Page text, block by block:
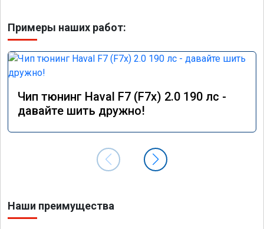
Примеры наших работ:
Чип тюнинг Haval F7 (F7x) 2.0 190 лс -
давайте шить дружно!
Наши преимущества